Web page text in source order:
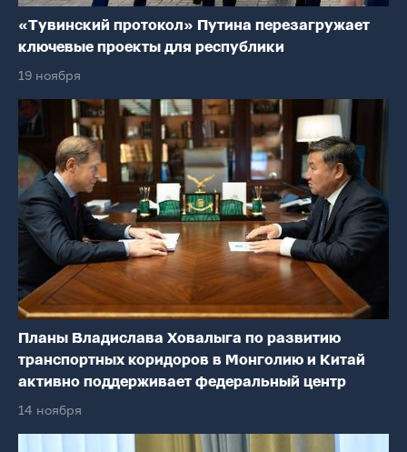
«Тувинский протокол» Путина перезагружает
ключевые проекты для республики
19 ноября
Планы Владислава Ховалыга по развитию
транспортных коридоров в Монголию и Китай
активно поддерживает федеральный центр
14 ноября